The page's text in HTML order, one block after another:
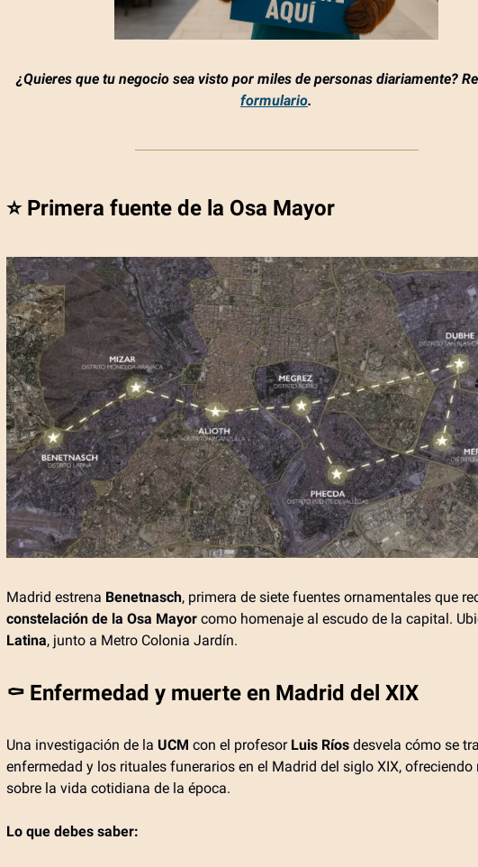
¿Quieres que tu negocio sea visto por miles de personas diariamente?
formulario.
⭐ Primera fuente de la Osa Mayor
Madrid estrena Benetnasch, primera de siete fuentes ornamentales que
constelación de la Osa Mayor como homenaje al escudo de la capital.
Latina, junto a Metro Colonia Jardín.
⚰️ Enfermedad y muerte en Madrid del XIX
Una investigación de la UCM con el profesor Luis Ríos desvela cómo se
enfermedad y los rituales funerarios en el Madrid del siglo XIX, ofreciendo
sobre la vida cotidiana de la época.
Lo que debes saber: